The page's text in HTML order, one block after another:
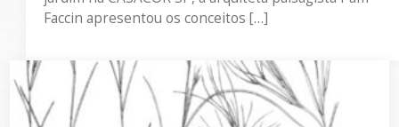
Faccin apresentou os conceitos […]